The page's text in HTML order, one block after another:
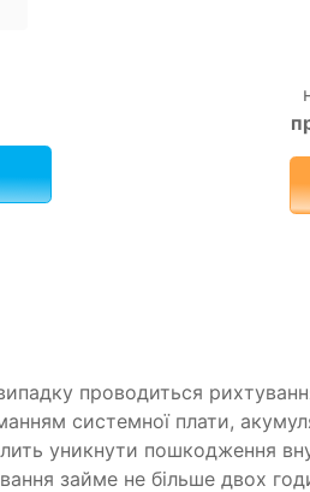
проводиться
системної плати,
уникнути пошкодження
займе не більше двох